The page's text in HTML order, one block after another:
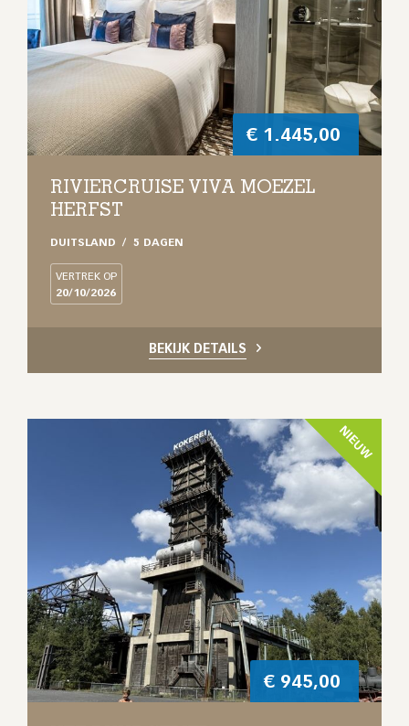
€ 1.445,00
RIVIERCRUISE VIVA MOEZEL
HERFST
DUITSLAND 5 DAGEN
VERTREK OP
20/10/2026
BEKIJK DETAILS
€ 945,00
NIEUW